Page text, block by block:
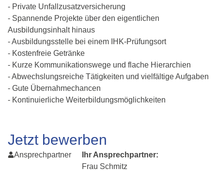
- Private Unfallzusatzversicherung
- Spannende Projekte über den eigentlichen
Ausbildungsinhalt hinaus
- Ausbildungsstelle bei einem IHK-Prüfungsort
- Kostenfreie Getränke
- Kurze Kommunikationswege und flache Hierarchien
- Abwechslungsreiche Tätigkeiten und vielfältige Aufgaben
- Gute Übernahmechancen
- Kontinuierliche Weiterbildungsmöglichkeiten
Jetzt bewerben
Ansprechpartner
Ihr Ansprechpartner:
Frau Schmitz